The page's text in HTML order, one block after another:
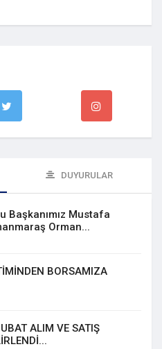
DUYURULAR
Başkanımız Mustafa
Orman...
BORSAMIZA
ALIM VE SATIŞ